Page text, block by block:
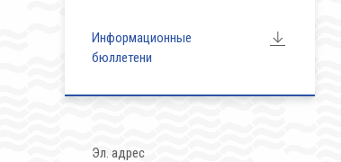
Информационные
бюллетени
Эл. адрес